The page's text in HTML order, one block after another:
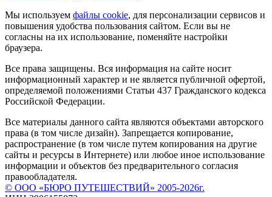
Мы используем файлы cookie, для персонализации сервисов и
повышения удобства пользования сайтом. Если вы не
согласны на их использование, поменяйте настройки
браузера.
Все права защищены. Вся информация на сайте носит
информационный характер и не является публичной офертой,
определяемой положениями Статьи 437 Гражданского кодекса
Российской Федерации.
Все материалы данного сайта являются объектами авторского
права (в том числе дизайн). Запрещается копирование,
распространение (в том числе путем копирования на другие
сайты и ресурсы в Интернете) или любое иное использование
информации и объектов без предварительного согласия
правообладателя.
© ООО «БЮРО ПУТЕШЕСТВИЙ» 2005-2026г.